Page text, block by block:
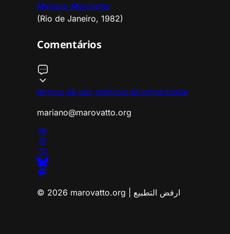
Mariano Marovatto
(Rio de Janeiro, 1982)
Comentários
termos de uso políticas de privacidade
mariano@marovatto.org
© 2026 marovatto.org | ارفض التطبيع